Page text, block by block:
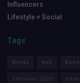
Influencers
Lifestyle + Social
Tags
Anitta Axé
carnaval 2022